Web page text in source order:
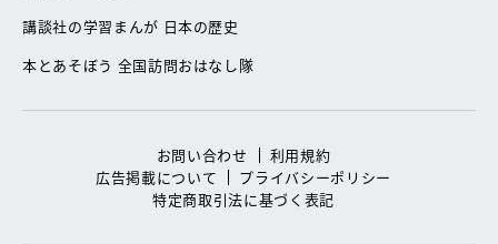
講談社の学習まんが 日本の歴史
本とあそぼう 全国訪問おはなし隊
お問い合わせ
利用規約
広告掲載について
プライバシーポリシー
特定商取引法に基づく表記